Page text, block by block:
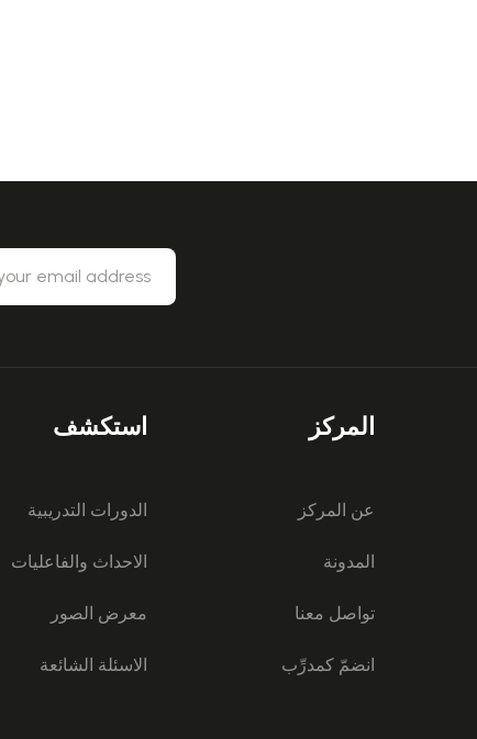
المركز
عن المركز
المدونة
تواصل معنا
انضمّ كمدرِّب
استكشف
الدورات التدريبية
الاحداث والفاعليات
معرض الصور
الاسئلة الشائعة